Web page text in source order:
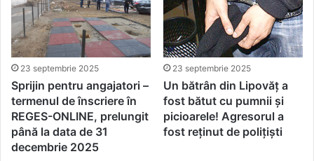
23 septembrie 2025
Sprijin pentru angajatori –
termenul de înscriere în
REGES-ONLINE, prelungit
până la data de 31
decembrie 2025
23 septembrie 2025
Un bătrân din Lipovăț a
fost bătut cu pumnii și
picioarele! Agresorul a
fost reținut de polițiști